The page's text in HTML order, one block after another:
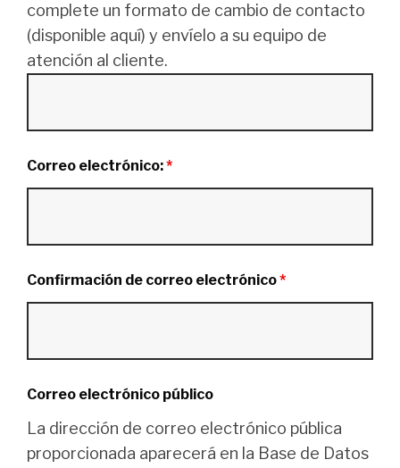
complete un formato de cambio de contacto
(disponible aquí) y envíelo a su equipo de
atención al cliente.
Correo electrónico:*
Confirmación de correo electrónico*
Correo electrónico público
La dirección de correo electrónico pública
proporcionada aparecerá en la Base de Datos